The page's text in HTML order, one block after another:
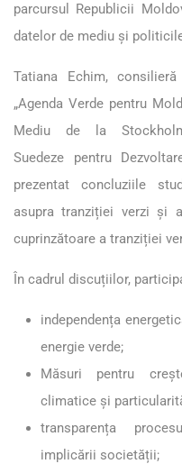
parcursul Republicii
datelor de mediu și
Tatiana Echim,
„Agenda Verde pentru
Mediu de la
Suedeze pentru
prezentat concluziile
asupra tranziției verzi și
cuprinzătoare a tranziției
În cadrul discuțiilor,
independența
energie verde;
Măsuri pentru
climatice și
transparența
implicării societății;